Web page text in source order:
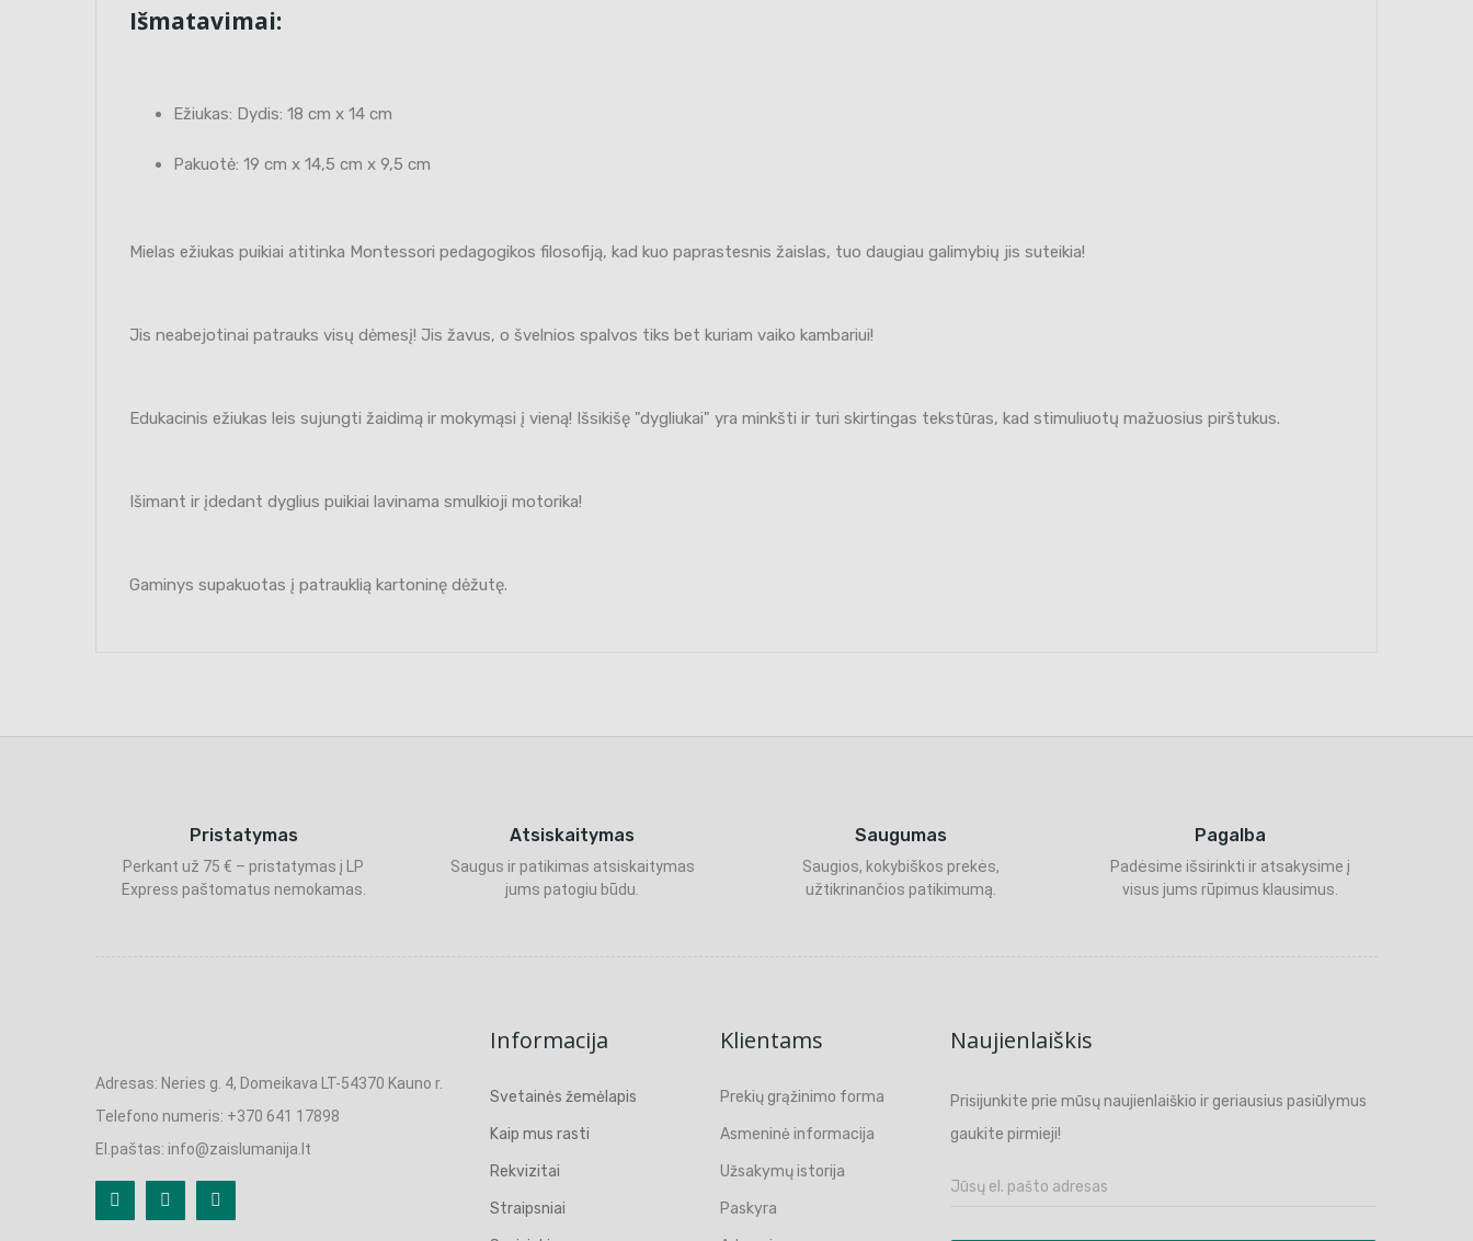
Išmatavimai:
Ežiukas: Dydis: 18 cm x 14 cm
Pakuotė: 19 cm x 14,5 cm x 9,5 cm
Mielas ežiukas puikiai atitinka Montessori pedagogikos filosofiją, kad kuo paprastesnis žaislas, tuo daugiau galimybių jis suteikia!
Jis neabejotinai patrauks visų dėmesį! Jis žavus, o švelnios spalvos tiks bet kuriam vaiko kambariui!
Edukacinis ežiukas leis sujungti žaidimą ir mokymąsi į vieną! Išsikišę "dygliukai" yra minkšti ir turi skirtingas tekstūras, kad stimuliuotų mažuosius pirštukus.
Išimant ir įdedant dyglius puikiai lavinama smulkioji motorika!
Gaminys supakuotas į patrauklią kartoninę dėžutę.
Pristatymas
Perkant už 75 € – pristatymas į LP
Express paštomatus nemokamas.
Atsiskaitymas
Saugus ir patikimas atsiskaitymas
jums patogiu būdu.
Saugumas
Saugios, kokybiškos prekės,
užtikrinančios patikimumą.
Pagalba
Padėsime išsirinkti ir atsakysime į
visus jums rūpimus klausimus.
Adresas: Neries g. 4, Domeikava LT-54370 Kauno r.
Telefono numeris: +370 641 17898
El.paštas: info@zaislumanija.lt
Informacija
Svetainės žemėlapis
Kaip mus rasti
Rekvizitai
Straipsniai
Klientams
Prekių grąžinimo forma
Asmeninė informacija
Užsakymų istorija
Paskyra
Naujienlaiškis
Prisijunkite prie mūsų naujienlaiškio ir geriausius pasiūlymus
gaukite pirmieji!